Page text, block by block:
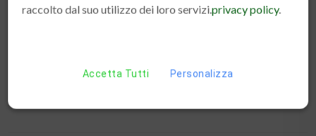
€ 14.00
raccolto dal suo utilizzo dei loro servizi.privacy policy.
Accetta Tutti Personalizza